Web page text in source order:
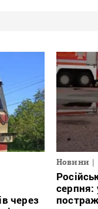
через
Новини
серпня: